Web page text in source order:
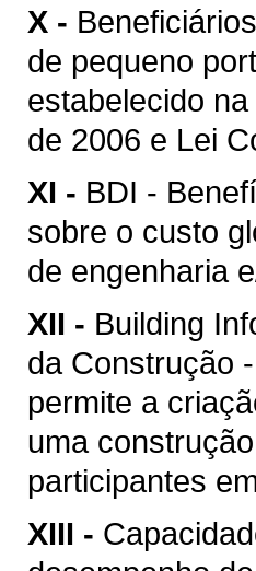
X -
de pequeno
estabelecido
de 2006 e Lei
XI - BDI -
sobre o custo
de engenharia
XII - Building
da Construção
permite a
uma
participantes
XIII -